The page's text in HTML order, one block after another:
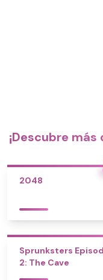
¡Descubre
2048
Sprunksters
2: The Cave